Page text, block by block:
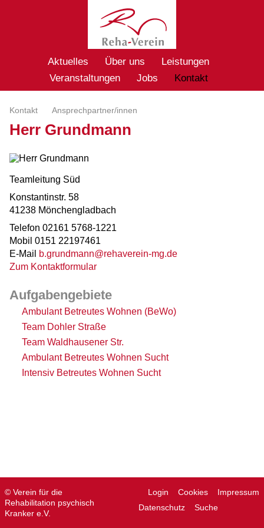
Aktuelles Über uns
Leistungen
Veranstaltungen
Jobs Kontakt
Kontakt Ansprechpartner/innen
Herr Grundmann
Teamleitung Süd
Konstantinstr. 58
41238 Mönchengladbach
Telefon 02161 5768-1221
Mobil 0151 22197461
E-Mail
b.grundmann@rehaverein-mg.de
Zum Kontaktformular
Aufgabengebiete
Ambulant Betreutes Wohnen (BeWo)
Team Dohler Straße
Team Waldhausener Str.
Ambulant Betreutes Wohnen Sucht
Intensiv Betreutes Wohnen Sucht
© Verein für die
Rehabilitation psychisch
Kranker e.V.
Login Cookies
Impressum
Datenschutz
Suche